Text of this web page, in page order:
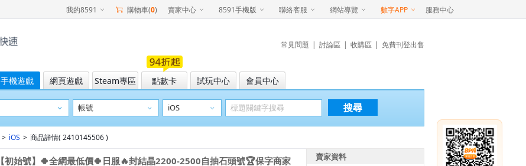
我的8591 購物車(0) 賣家中心 8591手機版 聯絡客服 網站導覽 數字APP 服務中心
常見問題 | 討論區 | 收購區 | 免費刊登出售
手機遊戲 網頁遊戲 Steam專區 點數卡 試玩中心 會員中心
搜尋
> iOS > 商品詳情( 2410145506 )
【初始號】🍀全網最低價🍀日服🔥封結晶2200-2500自抽石頭號🏆保字商家
賣家資料